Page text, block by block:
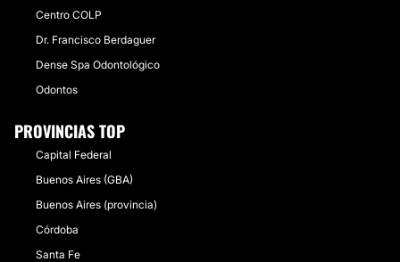
Centro COLP
Dr. Francisco Berdaguer
Dense Spa Odontológico
Odontos
PROVINCIAS TOP
Capital Federal
Buenos Aires (GBA)
Buenos Aires (provincia)
Córdoba
Santa Fe